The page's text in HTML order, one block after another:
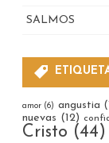
SALMOS
amor (6) angustia
nuevas (12)
Cristo (44)